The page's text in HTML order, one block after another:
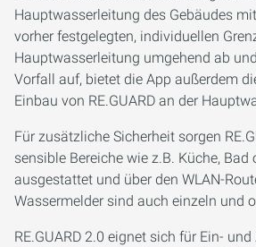
Hauptwasserleitung des Gebäudes
vorher festgelegten, individuellen
Hauptwasserleitung umgehend ab
Vorfall auf, bietet die App außerdem
Einbau von RE.GUARD an der
Für zusätzliche Sicherheit sorgen
sensible Bereiche wie z.B. Küche,
ausgestattet und über den WLAN-
Wassermelder sind auch einzeln und
RE.GUARD 2.0 eignet sich für Ein-